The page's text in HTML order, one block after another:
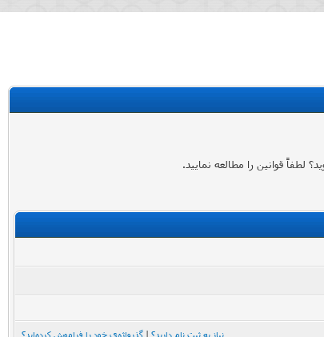
قوانین را مطالعه نمایید.
نیاز به ثبت نام دارید؟ | گذرواژه‌ی خود را فراموش کرده‌اید؟